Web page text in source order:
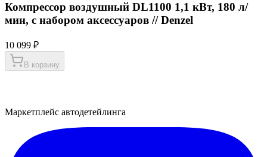
Компрессор воздушный DL1100 1,1 кВт, 180 л/
мин, с набором аксессуаров // Denzel
10 099 ₽
В корзину
Маркетплейс автодетейлинга